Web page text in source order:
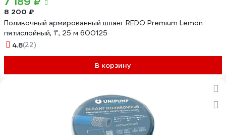
8 200 ₽
Поливочный армированный шланг REDO Premium Lemon
пятислойный, 1", 25 м 600125
4.8(22)
В корзину